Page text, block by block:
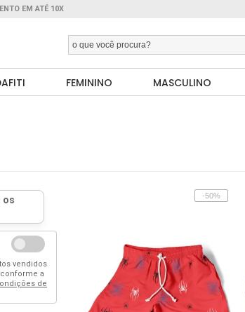
EM ATÉ 10X
FEMININO MASCULINO
vendidos
a
de
-50%